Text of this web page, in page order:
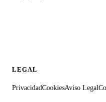
LEGAL
PrivacidadCookiesAviso Legal